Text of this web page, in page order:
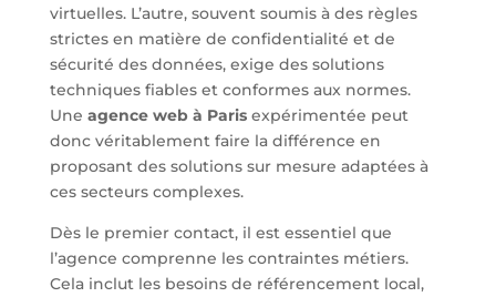
virtuelles. L’autre, souvent soumis à des règles
strictes en matière de confidentialité et de
sécurité des données, exige des solutions
techniques fiables et conformes aux normes.
Une agence web à Parisexpérimentée peut
donc véritablement faire la différence en
proposant des solutions sur mesure adaptées à
ces secteurs complexes.
Dès le premier contact, il est essentiel que
l’agence comprenne les contraintes métiers.
Cela inclut les besoins de référencement local,